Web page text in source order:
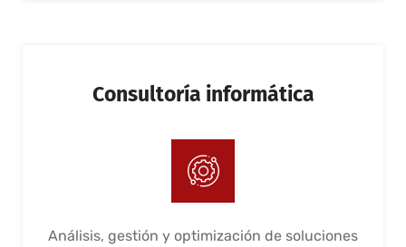
Consultoría informática
Análisis, gestión y optimización de soluciones